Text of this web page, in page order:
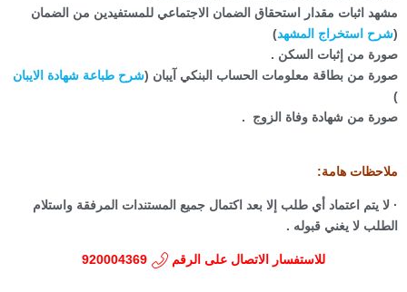
اثبات مقدار استحقاق الضمان الاجتماعي للمستفيدين من الضمان
شرح استخراج المشهد)
من إثبات السكن .
من بطاقة معلومات الحساب البنكي آيبان (شرح طباعة شهادة الايبان
من شهادة وفاة الزوج .
هامة:
لا يتم اعتماد أي طلب إلا بعد اكتمال جميع المستندات المرفقة واستلام
لا يغني قبوله .
للاستفسار الاتصال على الرقم 920004369